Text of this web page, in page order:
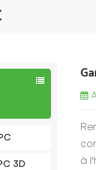
3D
à